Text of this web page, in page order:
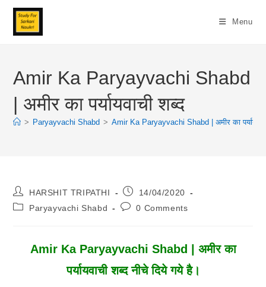
Skip
Content
Menu
Amir Ka Paryayvachi Shabd
| अमीर का पर्यायवाची शब्द
> Paryayvachi Shabd > Amir Ka Paryayvachi Shabd | अमीर का
Post
Author:
HARSHIT TRIPATHI
Post
Published:
14/04/2020
PostParyayvachi Shabd
Post0 Comments
Amir Ka Paryayvachi Shabd | अमीर का
पर्यायवाची शब्द नीचे दिये गये है।